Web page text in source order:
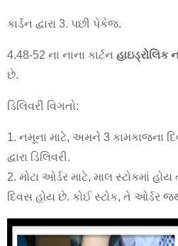
કાર્ડન દ્વારા 3. પછી પેકેજ.
4.48-52 ના નાના કાર્ટન હાઇડ્રોલિક
છે.
ડિલિવરી વિગતો:
1. નમૂના માટે, અમને 3 કામકાજના
દ્વારા ડિલિવરી.
2. મોટા ઓર્ડર માટે, માલ સ્ટોકમાં
દિવસ હોય છે. કોઈ સ્ટોક, તે ઓર્ડર